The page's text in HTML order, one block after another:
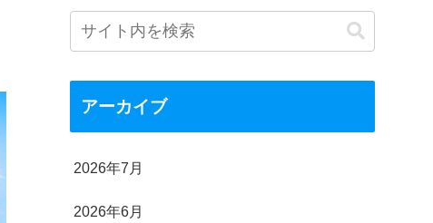
アーカイブ
2026年7月
2026年6月